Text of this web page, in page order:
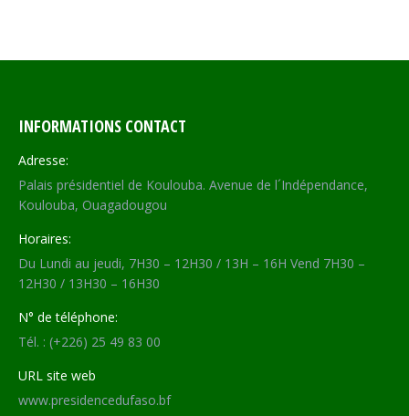
INFORMATIONS CONTACT
Adresse:
Palais présidentiel de Koulouba. Avenue de l´Indépendance,
Koulouba, Ouagadougou
Horaires:
Du Lundi au jeudi, 7H30 – 12H30 / 13H – 16H Vend 7H30 –
12H30 / 13H30 – 16H30
N° de téléphone:
Tél. : (+226) 25 49 83 00
URL site web
www.presidencedufaso.bf